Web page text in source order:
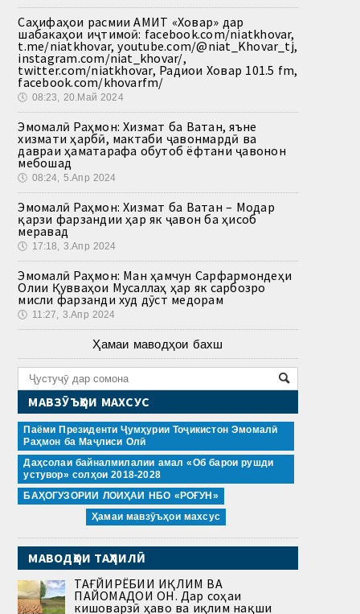
Саҳифаҳои расмии АМИТ «Ховар» дар
шабакаҳои иҷтимоӣ: facebook.com/niatkhovar,
t.me/niatkhovar, youtube.com/@niat_Khovar_tj,
instagram.com/niat_khovar/,
twitter.com/niatkhovar, Радиои Ховар 101.5 fm,
facebook.com/khovarfm/
🕔 08:23, 20.Май 2024
Эмомалӣ Раҳмон: Хизмат ба Ватан, яъне
хизмати ҳарбӣ, мактаби ҷавонмардӣ ва
давраи ҳаматарафа обутоб ёфтани ҷавонон
мебошад
🕔 08:24, 5.Апр 2024
Эмомалӣ Раҳмон: Хизмат ба Ватан – Модар
қарзи фарзандии ҳар як ҷавон ба ҳисоб
меравад
🕔 17:18, 3.Апр 2024
Эмомалӣ Раҳмон: Ман ҳамчун Сарфармондеҳи
Олии Қувваҳои Мусаллаҳ ҳар як сарбозро
мисли фарзанди худ дӯст медорам
🕔 11:27, 3.Апр 2024
Ҳамаи маводҳои бахш
МАВЗӮЪҲОИ МАХСУС
Паёми Президенти Ҷумҳурии Тоҷикистон Эмомалӣ
Раҳмон ба Маҷлиси Олӣ
Даҳсолаи байналмилалии амал «Об барои рушди
устувор» солҳои 2018-2028
БАҲОГУЗОРИИ ЛОИҲАИ НБО «РОҒУН»
Ҳамаи мавзӯъҳои махсус
МАВОДҲОИ ТАҲЛИЛӢ
ТАҒЙИРЁБИИ ИҚЛИМ ВА
ПАЙОМАДҲОИ ОН. Дар соҳаи
кишоварзӣ ҳаво ва иқлим нақши